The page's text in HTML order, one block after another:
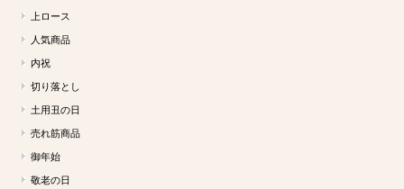
上ロース
人気商品
内祝
切り落とし
土用丑の日
売れ筋商品
御年始
敬老の日